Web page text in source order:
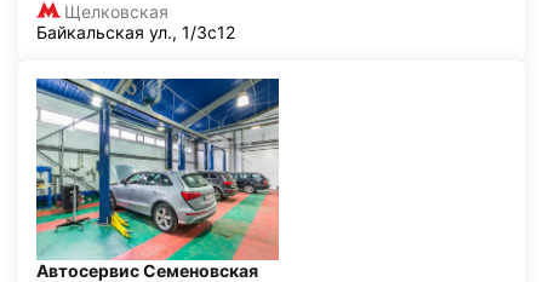
Щелковская
Байкальская ул., 1/3с12
Автосервис Семеновская